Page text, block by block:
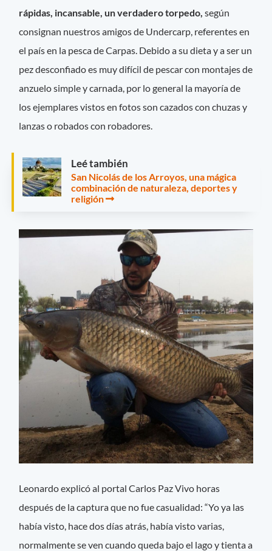
rápidas, incansable, un verdadero torpedo,según
consignan nuestros amigos de Undercarp, referentes en
el país en la pesca de Carpas. Debido a su dieta y a ser un
pez desconfiado es muy difícil de pescar con montajes de
anzuelo simple y carnada, por lo general la mayoría de
los ejemplares vistos en fotos son cazados con chuzas y
lanzas o robados con robadores.
Leé también
San Nicolás de los Arroyos, una mágica
combinación de naturaleza, deportes y
religión
Leonardo explicó al portal Carlos Paz Vivo horas
después de la captura que no fue casualidad: “Yo ya las
había visto, hace dos días atrás, había visto varias,
normalmente se ven cuando queda bajo el lago y tienta a